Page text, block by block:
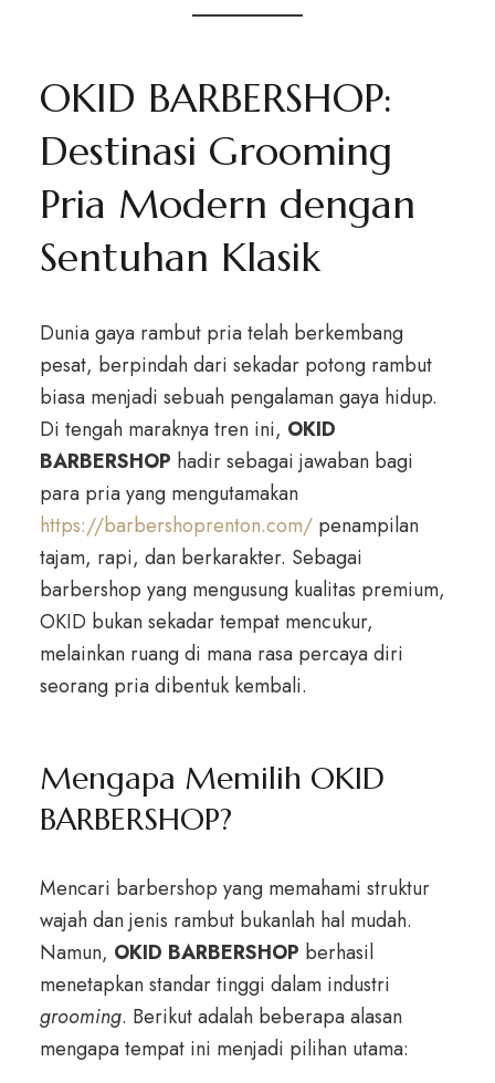
OKID BARBERSHOP:
Destinasi Grooming
Pria Modern dengan
Sentuhan Klasik
Dunia gaya rambut pria telah berkembang
pesat, berpindah dari sekadar potong rambut
biasa menjadi sebuah pengalaman gaya hidup.
Di tengah maraknya tren ini, OKID
BARBERSHOP hadir sebagai jawaban bagi
para pria yang mengutamakan
https://barbershoprenton.com/penampilan
tajam, rapi, dan berkarakter. Sebagai
barbershop yang mengusung kualitas premium,
OKID bukan sekadar tempat mencukur,
melainkan ruang di mana rasa percaya diri
seorang pria dibentuk kembali.
Mengapa Memilih OKID
BARBERSHOP?
Mencari barbershop yang memahami struktur
wajah dan jenis rambut bukanlah hal mudah.
Namun, OKID BARBERSHOP berhasil
menetapkan standar tinggi dalam industri
grooming. Berikut adalah beberapa alasan
mengapa tempat ini menjadi pilihan utama: